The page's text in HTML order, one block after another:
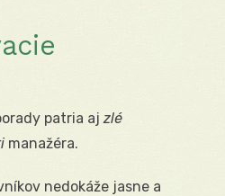
patria aj zlé
manažéra.
nedokáže jasne a